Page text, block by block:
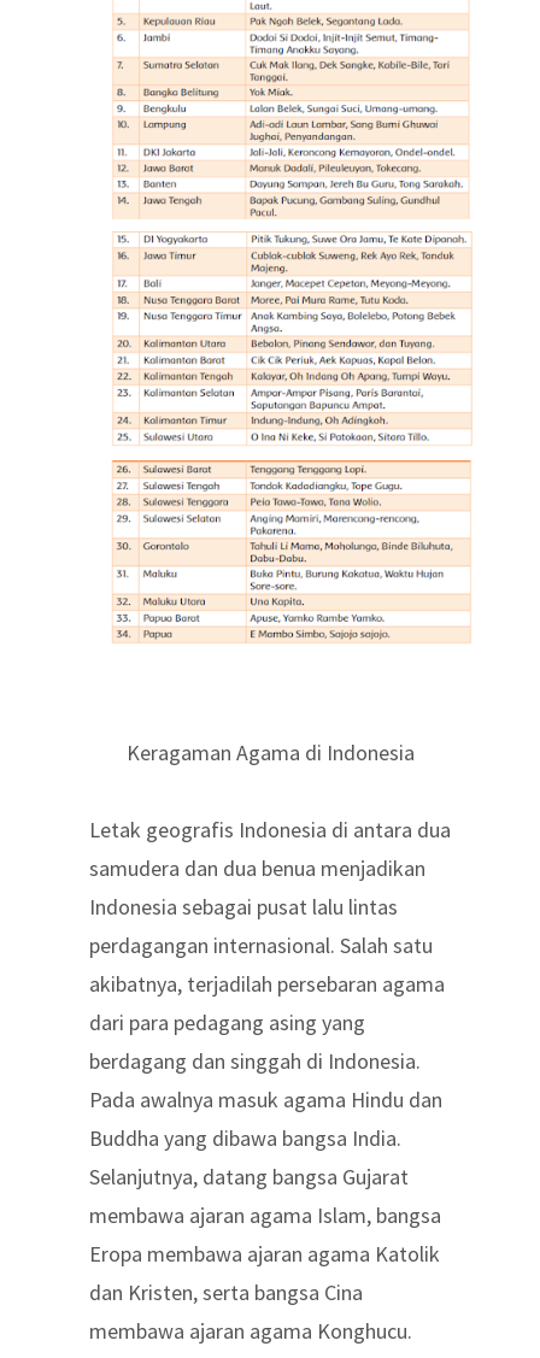
Keragaman Agama di Indonesia
Letak geografis Indonesia di antara dua
samudera dan dua benua menjadikan
Indonesia sebagai pusat lalu lintas
perdagangan internasional. Salah satu
akibatnya, terjadilah persebaran agama
dari para pedagang asing yang
berdagang dan singgah di Indonesia.
Pada awalnya masuk agama Hindu dan
Buddha yang dibawa bangsa India.
Selanjutnya, datang bangsa Gujarat
membawa ajaran agama Islam, bangsa
Eropa membawa ajaran agama Katolik
dan Kristen, serta bangsa Cina
membawa ajaran agama Konghucu.